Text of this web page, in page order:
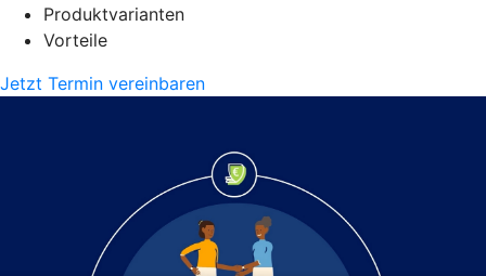
Produktvarianten
Vorteile
Jetzt Termin vereinbaren